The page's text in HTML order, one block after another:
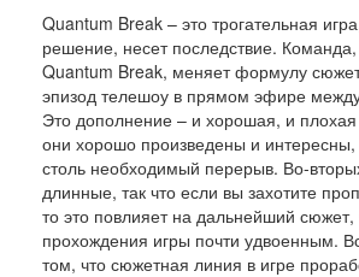
Quantum Break – это трогательная
решение, несет последствие.
Quantum Break, меняет формулу
эпизод телешоу в прямом эфире
Это дополнение – и хорошая, и
они хорошо произведены и
столь необходимый перерыв. Во-
длинные, так что если вы захотите
то это повлияет на дальнейший сюжет,
прохождения игры почти удвоенным.
том, что сюжетная линия в игре